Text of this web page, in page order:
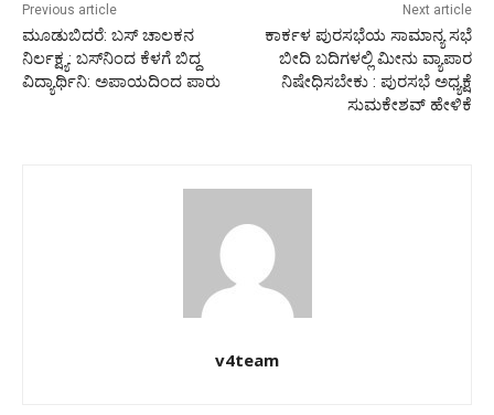
Previous article
ಮೂಡುಬಿದರೆ: ಬಸ್ ಚಾಲಕನ
ನಿರ್ಲಕ್ಷ್ಯ: ಬಸ್‍ನಿಂದ ಕೆಳಗೆ ಬಿದ್ದ
ವಿದ್ಯಾರ್ಥಿನಿ: ಅಪಾಯದಿಂದ ಪಾರು
Next article
ಕಾರ್ಕಳ ಪುರಸಭೆಯ ಸಾಮಾನ್ಯ ಸಭೆ
ಬೀದಿ ಬದಿಗಳಲ್ಲಿ ಮೀನು ವ್ಯಾಪಾರ
ನಿಷೇಧಿಸಬೇಕು : ಪುರಸಭೆ ಅಧ್ಯಕ್ಷೆ
ಸುಮಕೇಶವ್ ಹೇಳಿಕೆ
v4team